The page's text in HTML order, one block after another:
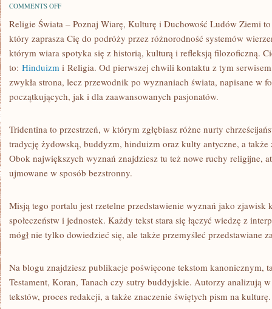
COMMENTS OFFON
A
I
CUDOWNE
WYDARZENIA
Religie Świata – Poznaj Wiarę, Kulturę i Duchowość Ludów Ziemi
który zaprasza Cię do podróży przez różnorodność systemów
którym wiara spotyka się z historią, kulturą i refleksją filozoficzną.
to: Hinduizm i Religia. Od pierwszej chwili kontaktu z tym
zwykła strona, lecz przewodnik po wyznaniach świata, napisane w
początkujących, jak i dla zaawansowanych pasjonatów.
Tridentina to przestrzeń, w którym zgłębiasz różne nurty
tradycję żydowską, buddyzm, hinduizm oraz kulty antyczne, a
Obok największych wyznań znajdziesz tu też nowe ruchy religijne,
ujmowane w sposób bezstronny.
Misją tego portalu jest rzetelne przedstawienie wyznań jako zjawisk
społeczeństw i jednostek. Każdy tekst stara się łączyć wiedzę z
mógł nie tylko dowiedzieć się, ale także przemyśleć przedstawiane
Na blogu znajdziesz publikacje poświęcone tekstom kanonicznym,
Testament, Koran, Tanach czy sutry buddyjskie. Autorzy analizują
tekstów, proces redakcji, a także znaczenie świętych pism na kulturę.